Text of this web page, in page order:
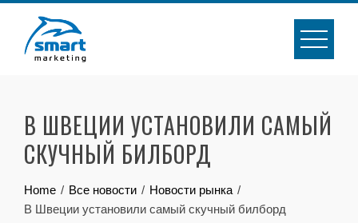
content
В ШВЕЦИИ УСТАНОВИЛИ САМЫЙ
СКУЧНЫЙ БИЛБОРД
Home Все новости
Новости рынка
В Швеции установили самый скучный билборд